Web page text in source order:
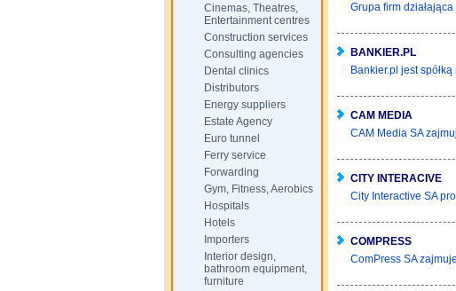
Cinemas, Theatres,
Entertainment centres
Construction services
Consulting agencies
Dental clinics
Distributors
Energy suppliers
Estate Agency
Euro tunnel
Ferry service
Forwarding
Gym, Fitness, Aerobics
Hospitals
Hotels
Importers
Interior design,
bathroom equipment,
furniture
Grupa firm
BANKIER.PL
Bankier.pl jest
CAM MEDIA
CAM Media SA
CITY INTERACIVE
City Interactive SA
COMPRESS
ComPress SA